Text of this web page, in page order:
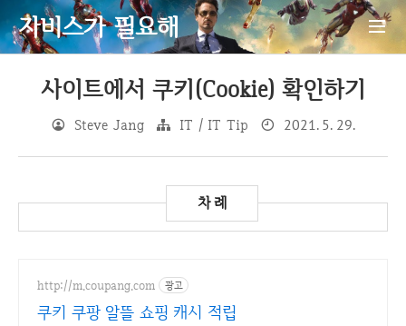
자비스가 필요해
사이트에서 쿠키(Cookie) 확인하기
Steve Jang IT / IT Tip 2021. 5. 29.
http://m.coupang.com 광고
쿠키 쿠팡 알뜰 쇼핑 캐시 적립